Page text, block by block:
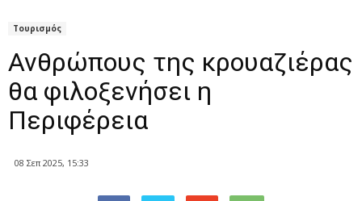
Τουρισμός
Ανθρώπους της κρουαζιέρας
θα φιλοξενήσει η
Περιφέρεια
08 Σεπ 2025, 15:33